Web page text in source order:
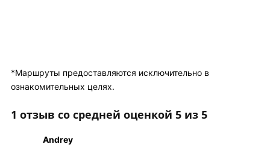
*Маршруты предоставляются исключительно в
ознакомительных целях.
1 отзыв со средней оценкой 5 из 5
Andrey